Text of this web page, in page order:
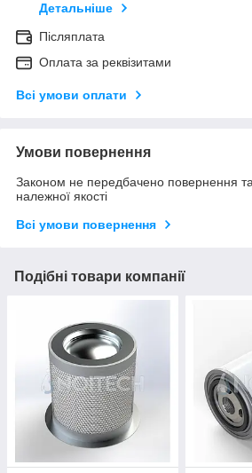
Детальніше
Післяплата
Оплата за реквізитами
Всі умови оплати
Умови повернення
Законом не передбачено повернення
належної якості
Всі умови повернення
Подібні товари компанії